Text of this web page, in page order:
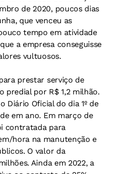
de 2020, poucos dias
que venceu as
tempo em atividade
a empresa conseguisse
vultuosos.
prestar serviço de
predial por R$ 1,2 milhão.
Oficial do dia 1º de
em ano. Em março de
contratada para
hora na manutenção e
O valor da
Ainda em 2022, a